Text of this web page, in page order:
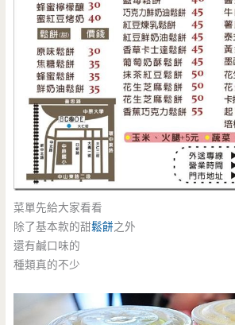
菜單先給大家看看
除了基本款的甜鬆餅之外
還有鹹口味的
種類真的不少